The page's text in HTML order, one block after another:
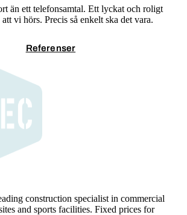
än ett telefonsamtal. Ett lyckat och roligt
vi hörs. Precis så enkelt ska det vara.
Referenser
construction specialist in commercial
and sports facilities. Fixed prices for